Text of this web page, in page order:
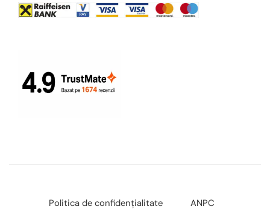
Politica de confidențialitate ANPC